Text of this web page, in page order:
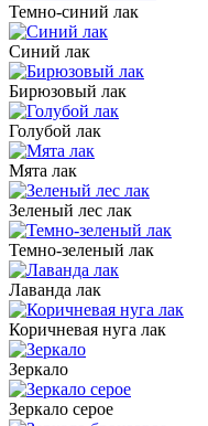
Темно-синий лак
Синий лак
Бирюзовый лак
Голубой лак
Мята лак
Зеленый лес лак
Темно-зеленый лак
Лаванда лак
Коричневая нуга лак
Зеркало
Зеркало серое